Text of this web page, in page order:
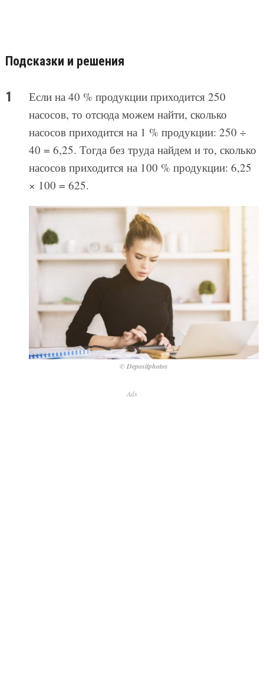
Подсказки и решения
Если на 40 % продукции приходится 250
насосов, то отсюда можем найти, сколько
насосов приходится на 1 % продукции: 250 ÷
40 = 6,25. Тогда без труда найдем и то, сколько
насосов приходится на 100 % продукции: 6,25
× 100 = 625.
© Depositphotos
Ads